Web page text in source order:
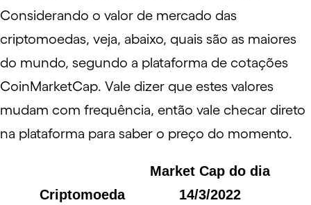
Considerando o valor de mercado das
criptomoedas, veja, abaixo, quais são as maiores
do mundo, segundo a plataforma de cotações
CoinMarketCap. Vale dizer que estes valores
mudam com frequência, então vale checar direto
na plataforma para saber o preço do momento.
Criptomoeda
Market Cap do dia
14/3/2022